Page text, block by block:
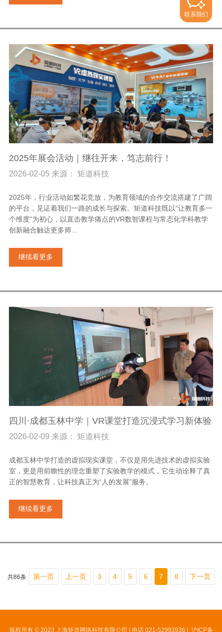
2025年展会活动｜继往开来，笃志前行！
2026-02-05 来源： 矩道科技
2025年，行业活动如繁花竞放，为教育领域的合作交流搭建了广阔
的平台，见证着我们一路的成长与探索。矩道科技既以“让教育多一
个维度”为初心，以直击教学痛点的VR数智课程与常态化学科教学
创新融合触达更多师...
继续看更多
四川·成都玉林中学｜VR课堂打造沉浸式学习新体验
2026-02-09 来源： 矩道科技
成都玉林中学打造的虚拟现实课堂，不仅是用先进技术的虚拟实验
室，更是用前瞻性的理念重塑了实验教学的模式，它生动诠释了真
正的智慧教育，让科技真正为“人的发展”服务。
继续看更多
共86条 第一页 上一页 3 4 5 6 7 8 下一页
版权所有 © 2023 上海矩道网络科技有限公司 | 电话 021-52993936 | 沪ICP备
联系我们